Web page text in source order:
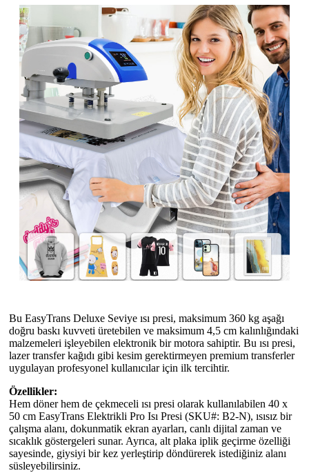
Bu EasyTrans Deluxe Seviye ısı presi, maksimum 360 kg aşağı
doğru baskı kuvveti üretebilen ve maksimum 4,5 cm kalınlığındaki
malzemeleri işleyebilen elektronik bir motora sahiptir. Bu ısı presi,
lazer transfer kağıdı gibi kesim gerektirmeyen premium transferler
uygulayan profesyonel kullanıcılar için ilk tercihtir.
Özellikler:
Hem döner hem de çekmeceli ısı presi olarak kullanılabilen 40 x
50 cm EasyTrans Elektrikli Pro Isı Presi (SKU#: B2-N), ısısız bir
çalışma alanı, dokunmatik ekran ayarları, canlı dijital zaman ve
sıcaklık göstergeleri sunar. Ayrıca, alt plaka iplik geçirme özelliği
sayesinde, giysiyi bir kez yerleştirip döndürerek istediğiniz alanı
süsleyebilirsiniz.